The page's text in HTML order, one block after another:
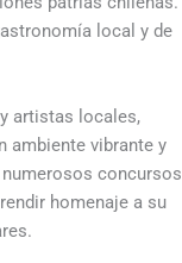
local y de
artistas locales,
ambiente vibrante y
concursos
homenaje a su